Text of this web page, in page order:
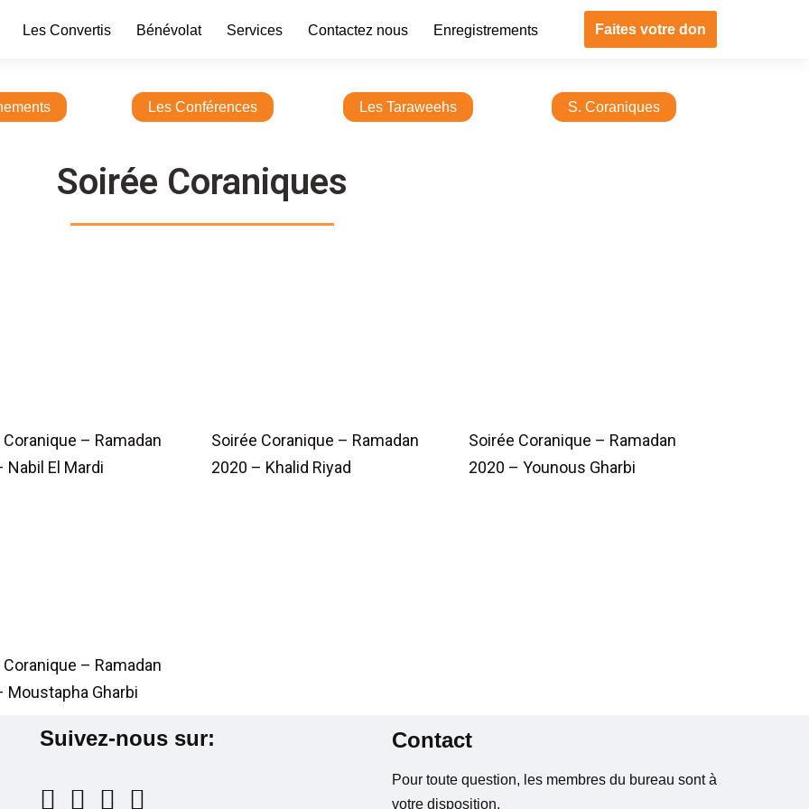
Les Convertis Bénévolat Services Contactez nous Enregistrements Faites votre don
Les Conférences Les Taraweehs S. Coraniques
Soirée Coraniques
Coranique – Ramadan
Nabil El Mardi
Soirée Coranique – Ramadan
2020 – Khalid Riyad
Soirée Coranique – Ramadan
2020 – Younous Gharbi
Coranique – Ramadan
Moustapha Gharbi
Suivez-nous sur: Contact
Pour toute question, les membres du bureau sont à
votre disposition.